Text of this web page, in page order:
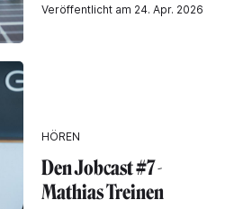
Veröffentlicht am 24. Apr. 2026
HÖREN
Den Jobcast #7 -
Mathias Treinen